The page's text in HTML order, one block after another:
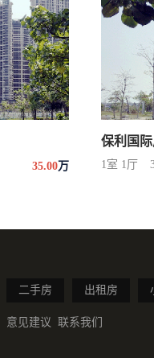
35.00万
保利国
1室 1厅
二手房 出租房
意见建议 联系我们